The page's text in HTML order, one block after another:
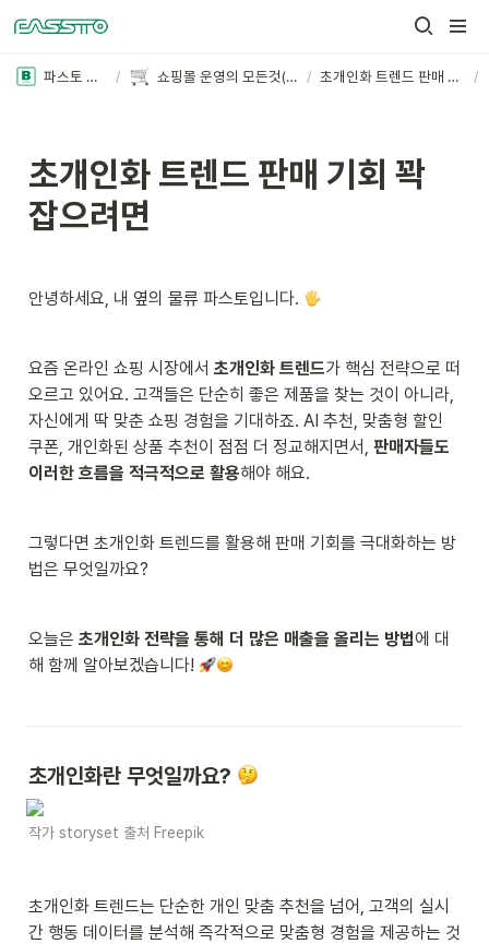
파스토 블로그 / 쇼핑몰 운영의 모든것(더보기+) / 초개인화 트렌드 판매 기회 꽉 잡으려면 /
초개인화 트렌드 판매 기회 꽉
잡으려면
안녕하세요, 내 옆의 물류 파스토입니다.
요즘 온라인 쇼핑 시장에서 초개인화 트렌드가 핵심 전략으로 떠
오르고 있어요. 고객들은 단순히 좋은 제품을 찾는 것이 아니라,
자신에게 딱 맞춘 쇼핑 경험을 기대하죠. AI 추천, 맞춤형 할인
쿠폰, 개인화된 상품 추천이 점점 더 정교해지면서, 판매자들도
이러한 흐름을 적극적으로 활용해야 해요.
그렇다면 초개인화 트렌드를 활용해 판매 기회를 극대화하는 방
법은 무엇일까요?
오늘은 초개인화 전략을 통해 더 많은 매출을 올리는 방법에 대
해 함께 알아보겠습니다!
초개인화란 무엇일까요?
작가 storyset 출처 Freepik
초개인화 트렌드는 단순한 개인 맞춤 추천을 넘어, 고객의 실시
간 행동 데이터를 분석해 즉각적으로 맞춤형 경험을 제공하는 것